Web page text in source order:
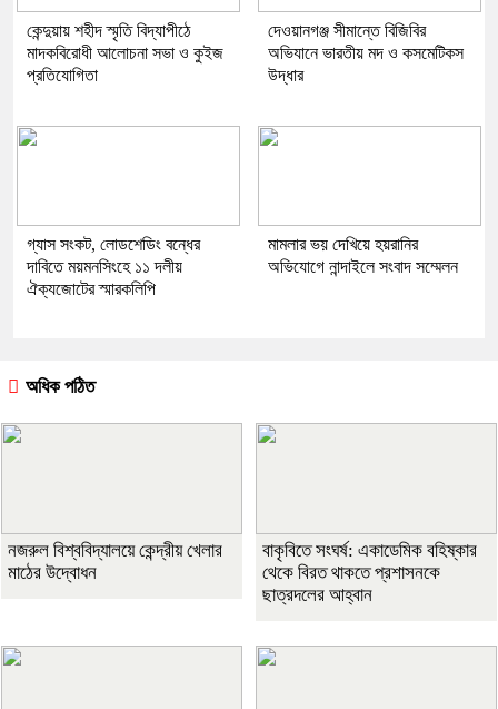
কেন্দুয়ায় শহীদ স্মৃতি বিদ্যাপীঠে
মাদকবিরোধী আলোচনা সভা ও কুইজ
প্রতিযোগিতা
দেওয়ানগঞ্জ সীমান্তে বিজিবির
অভিযানে ভারতীয় মদ ও কসমেটিকস
উদ্ধার
গ্যাস সংকট, লোডশেডিং বন্ধের
দাবিতে ময়মনসিংহে ১১ দলীয়
ঐক্যজোটের স্মারকলিপি
মামলার ভয় দেখিয়ে হয়রানির
অভিযোগে নান্দাইলে সংবাদ সম্মেলন
অধিক পঠিত
নজরুল বিশ্ববিদ্যালয়ে কেন্দ্রীয় খেলার
মাঠের উদ্বোধন
বাকৃবিতে সংঘর্ষ: একাডেমিক বহিষ্কার
থেকে বিরত থাকতে প্রশাসনকে
ছাত্রদলের আহ্বান